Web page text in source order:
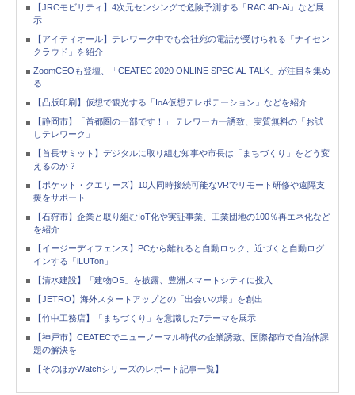
【JRCモビリティ】4次元センシングで危険予測する「RAC 4D-Ai」など展
示
【アイティオール】テレワーク中でも会社宛の電話が受けられる「ナイセン
クラウド」を紹介
ZoomCEOも登壇、「CEATEC 2020 ONLINE SPECIAL TALK」が注目を集め
る
【凸版印刷】仮想で観光する「IoA仮想テレポテーション」などを紹介
【静岡市】「首都圏の一部です！」 テレワーカー誘致、実質無料の「お試
しテレワーク」
【首長サミット】デジタルに取り組む知事や市長は「まちづくり」をどう変
えるのか？
【ポケット・クエリーズ】10人同時接続可能なVRでリモート研修や遠隔支
援をサポート
【石狩市】企業と取り組むIoT化や実証事業、工業団地の100％再エネ化など
を紹介
【イージーディフェンス】PCから離れると自動ロック、近づくと自動ログ
インする「iLUTon」
【清水建設】「建物OS」を披露、豊洲スマートシティに投入
【JETRO】海外スタートアップとの「出会いの場」を創出
【竹中工務店】「まちづくり」を意識した7テーマを展示
【神戸市】CEATECでニューノーマル時代の企業誘致、国際都市で自治体課
題の解決を
【そのほかWatchシリーズのレポート記事一覧】